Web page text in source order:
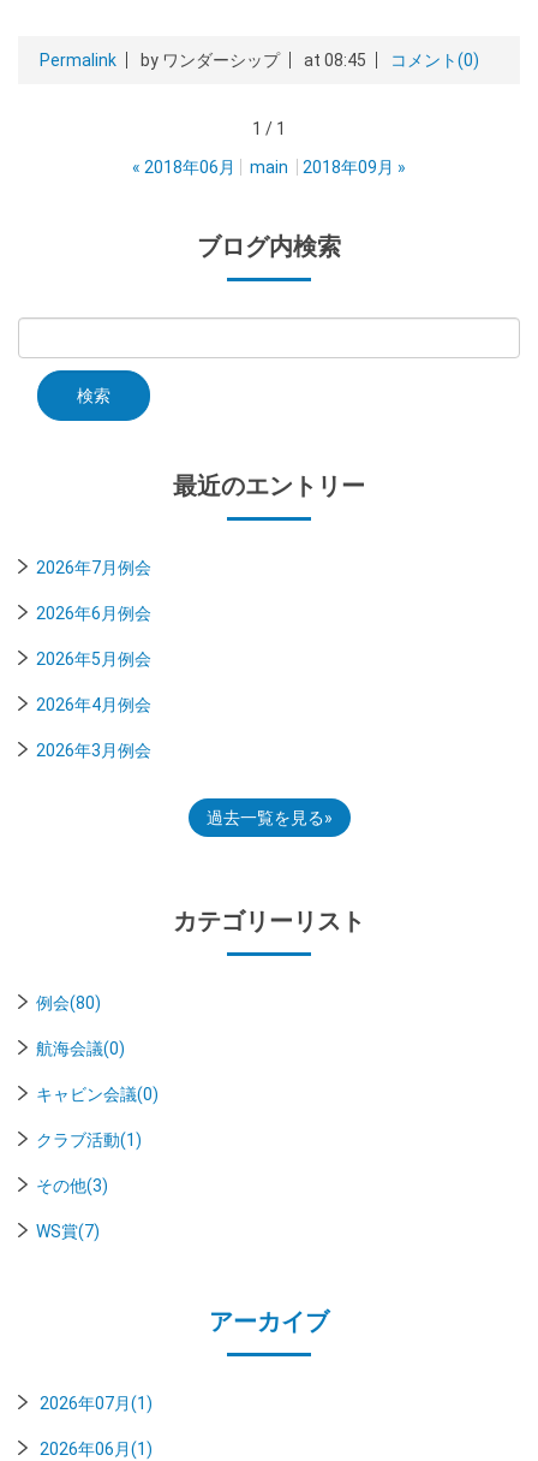
Permalink by ワンダーシップ at 08:45 コメント(0)
1 / 1
« 2018年06月 main 2018年09月 »
ブログ内検索
最近のエントリー
2026年7月例会
2026年6月例会
2026年5月例会
2026年4月例会
2026年3月例会
過去一覧を見る
カテゴリーリスト
例会(80)
航海会議(0)
キャビン会議(0)
クラブ活動(1)
その他(3)
WS賞(7)
アーカイブ
2026年07月(1)
2026年06月(1)